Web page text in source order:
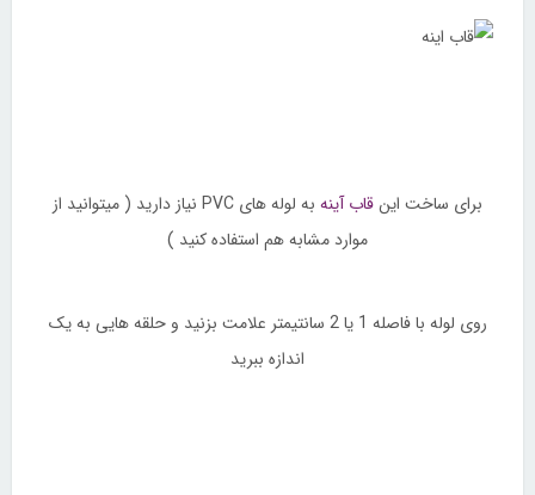
برای ساخت اینقاب آینه
به لوله های PVC نیاز دارید ( میتوانید از
موارد مشابه هم استفاده کنید )
روی لوله با فاصله 1 یا 2 سانتیمتر علامت بزنید و حلقه هایی به یک
اندازه ببرید